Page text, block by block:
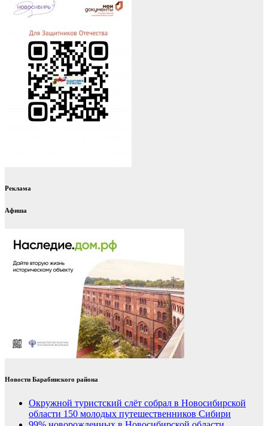
Реклама
Афиша
Новости Барабинского района
Окружной туристский слёт собрал в Новосибирской
области 150 молодых путешественников Сибири